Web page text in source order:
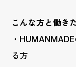
こんな方と働き
・
る方